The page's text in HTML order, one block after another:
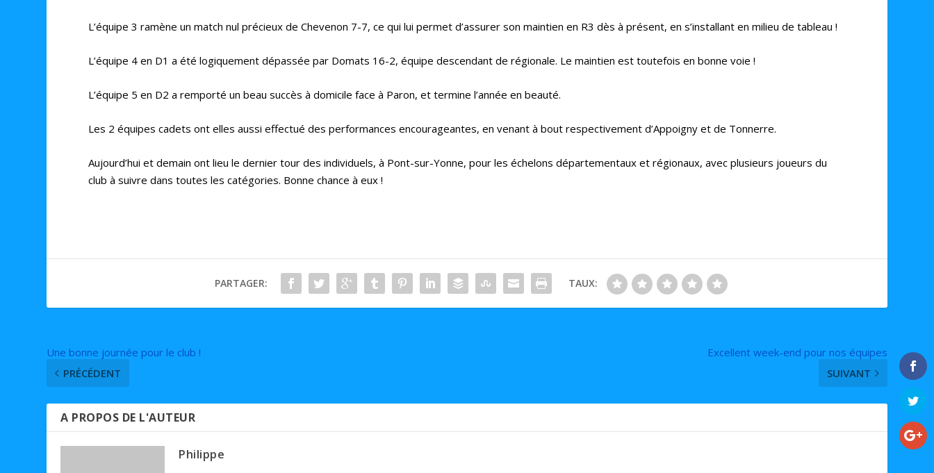
L’équipe 3 ramène un match nul précieux de Chevenon 7-7, ce qui lui permet d’assurer son maintien en R3 dès à présent, en s’installant en milieu de tableau !
L’équipe 4 en D1 a été logiquement dépassée par Domats 16-2, équipe descendant de régionale. Le maintien est toutefois en bonne voie !
L’équipe 5 en D2 a remporté un beau succès à domicile face à Paron, et termine l’année en beauté.
Les 2 équipes cadets ont elles aussi effectué des performances encourageantes, en venant à bout respectivement d’Appoigny et de Tonnerre.
Aujourd’hui et demain ont lieu le dernier tour des individuels, à Pont-sur-Yonne, pour les échelons départementaux et régionaux, avec plusieurs joueurs du
club à suivre dans toutes les catégories. Bonne chance à eux !
PARTAGER: TAUX:
Une bonne journée pour le club !
PRÉCÉDENT
Excellent week-end pour nos équipes
SUIVANT
A PROPOS DE L'AUTEUR
Philippe